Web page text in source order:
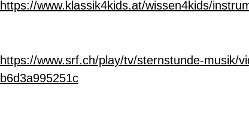
https://www.klassik4kids.at/wissen4kids/
https://www.srf.ch/play/tv/sternstunde-musik/
b6d3a995251c